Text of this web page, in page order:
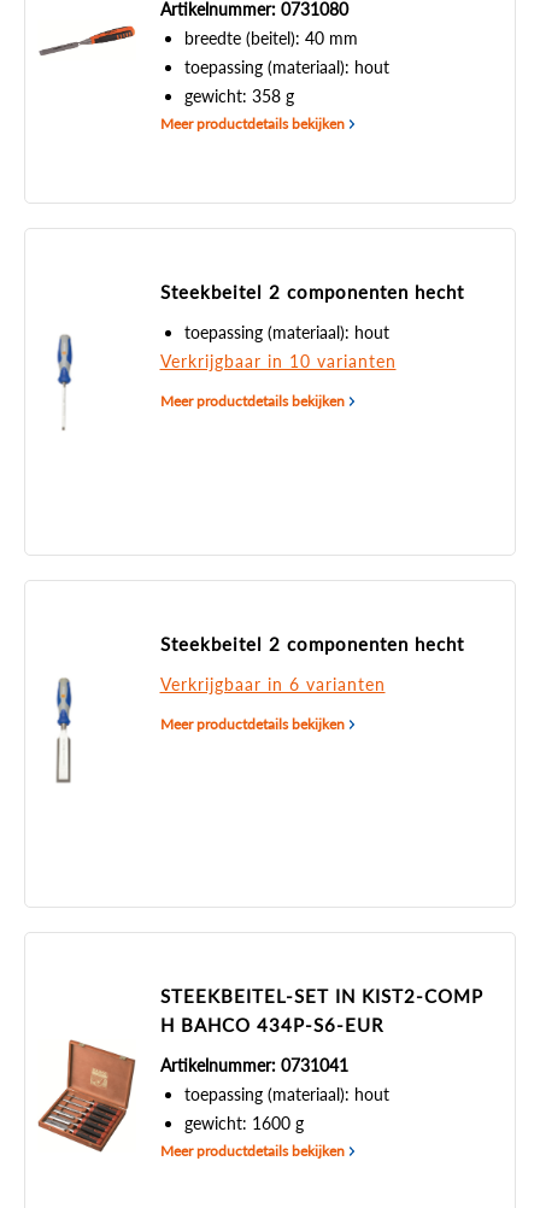
Artikelnummer: 0731080
breedte (beitel): 40 mm
toepassing (materiaal): hout
gewicht: 358 g
Meer productdetails bekijken
Steekbeitel 2 componenten hecht
toepassing (materiaal): hout
Verkrijgbaar in 10 varianten
Meer productdetails bekijken
Steekbeitel 2 componenten hecht
Verkrijgbaar in 6 varianten
Meer productdetails bekijken
STEEKBEITEL-SET IN KIST2-COMP
H BAHCO 434P-S6-EUR
Artikelnummer: 0731041
toepassing (materiaal): hout
gewicht: 1600 g
Meer productdetails bekijken